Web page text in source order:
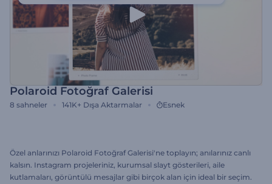
Polaroid Fotoğraf Galerisi
8 sahneler 141K+ Dışa Aktarmalar Esnek
Özel anlarınızı Polaroid Fotoğraf Galerisi'ne toplayın; anılarınız canlı
kalsın. Instagram projeleriniz, kurumsal slayt gösterileri, aile
kutlamaları, görüntülü mesajlar gibi birçok alan için ideal bir seçim.